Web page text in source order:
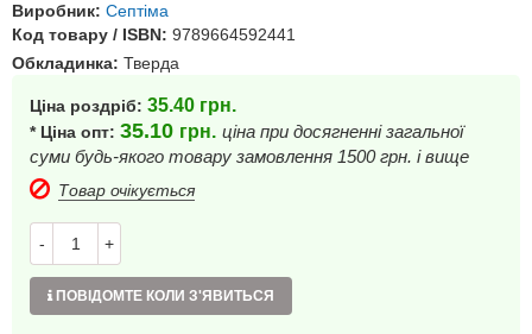
Виробник: Септіма
Код товару / ISBN: 9789664592441
Обкладинка: Тверда
Ціна роздріб: 35.40 грн.
* Ціна опт: 35.10 грн. ціна при досягненні загальної
суми будь-якого товару замовлення 1500 грн. і вище
Товар очікується
- +
ПОВІДОМТЕ КОЛИ З'ЯВИТЬСЯ